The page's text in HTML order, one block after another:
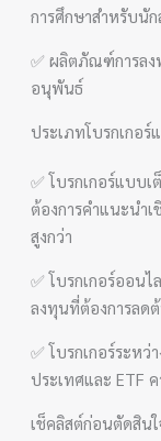
การศึกษาสำหรับนั
✅ ผลิตภัณฑ์การลง
อนุพันธ์
ประเภทโบรกเกอร์
✅ โบรกเกอร์แบบ
ต้องการคำแนะนำเ
สูงกว่า
✅ โบรกเกอร์ออน
ลงทุนที่ต้องการลด
✅ โบรกเกอร์ระห
ประเทศและ ETF
เช็คลิสต์ก่อนตัดสิน